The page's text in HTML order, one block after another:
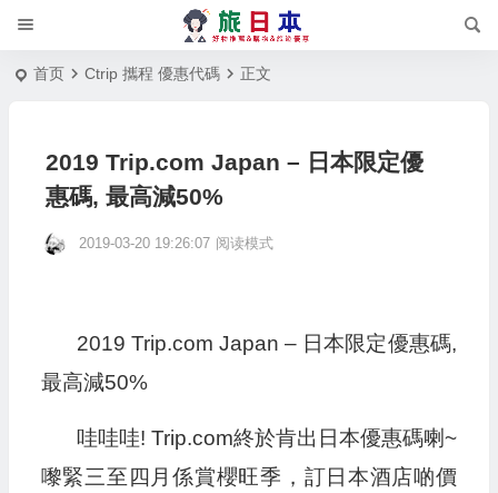
首页 Ctrip 攜程 優惠代碼 正文
2019 Trip.com Japan – 日本限定優
惠碼, 最高減50%
2019-03-20 19:26:07 阅读模式
2019 Trip.com Japan – 日本限定優惠碼,
最高減50%
哇哇哇! Trip.com終於肯出日本優惠碼喇~
嚟緊三至四月係賞櫻旺季，訂日本酒店啲價